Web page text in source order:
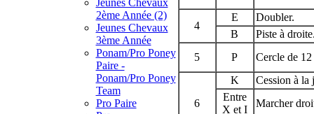
Jeunes Chevaux
2ème Année (2)
Jeunes Chevaux
3ème Année
Ponam/Pro Poney
Paire -
Ponam/Pro Poney
Team
Pro Paire
4
E
Doubler.
B
Piste à
5
P Cercle de 12
6
K
Cession à la
Entre
X et I
Marcher